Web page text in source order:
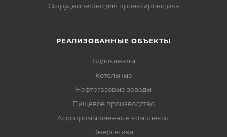
Сотрудничество для проектировщика
РЕАЛИЗОВАННЫЕ ОБЪЕКТЫ
Водоканалы
Котельные
Нефтегазовые заводы
Пищевое производство
Агропромышленные комплексы
Энергетика